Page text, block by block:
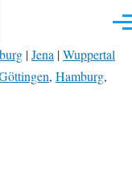
|Jena |Wuppertal
, Hamburg,